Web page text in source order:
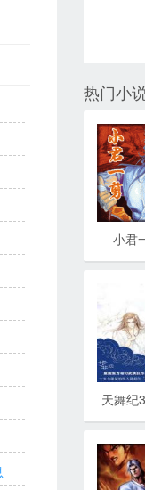
热门小
小君
天舞纪